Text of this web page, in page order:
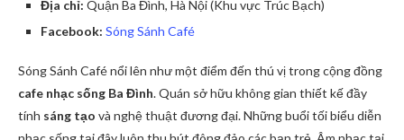
Địa chỉ: Quận Ba Đình, Hà Nội (Khu vực Trúc Bạch)
Facebook: Sóng Sánh Café
Sóng Sánh Café nổi lên như một điểm đến thú vị trong cộng đồng
cafe nhạc sống Ba Đình. Quán sở hữu không gian thiết kế đầy
tính sáng tạo và nghệ thuật đương đại. Những buổi tối biểu diễn